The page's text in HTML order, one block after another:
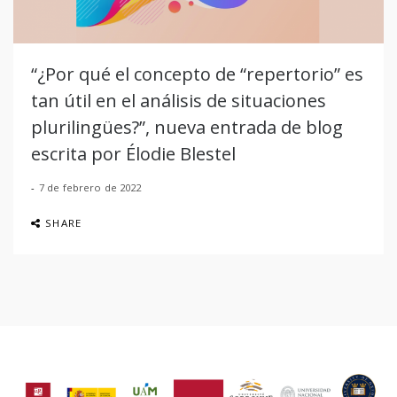
“¿Por qué el concepto de “repertorio” es
tan útil en el análisis de situaciones
plurilingües?”, nueva entrada de blog
escrita por Élodie Blestel
7 de febrero de 2022
SHARE